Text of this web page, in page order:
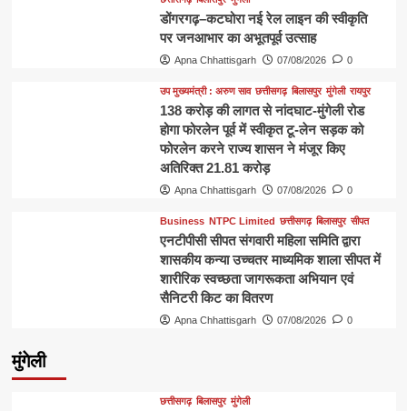
डोंगरगढ़–कटघोरा नई रेल लाइन की स्वीकृति
पर जनआभार का अभूतपूर्व उत्साह
Apna Chhattisgarh 07/08/2026 0
उप मुख्यमंत्री : अरुण साव छत्तीसगढ़ बिलासपुर मुंगेली रायपुर
138 करोड़ की लागत से नांदघाट-मुंगेली रोड
होगा फोरलेन पूर्व में स्वीकृत टू-लेन सड़क को
फोरलेन करने राज्य शासन ने मंजूर किए
अतिरिक्त 21.81 करोड़
Apna Chhattisgarh 07/08/2026 0
Business NTPC Limited छत्तीसगढ़ बिलासपुर सीपत
एनटीपीसी सीपत संगवारी महिला समिति द्वारा
शासकीय कन्या उच्चतर माध्यमिक शाला सीपत में
शारीरिक स्वच्छता जागरूकता अभियान एवं
सैनिटरी किट का वितरण
Apna Chhattisgarh 07/08/2026 0
मुंगेली
छत्तीसगढ़ बिलासपुर मुंगेली